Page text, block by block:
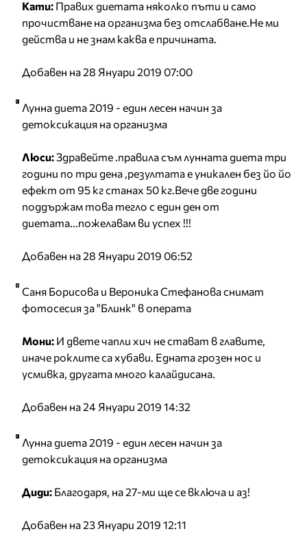
Кати: Правих диетата няколко пъти и само
прочистване на организма без отслабване.Не ми
действа и не знам каква е причината.
Добавен на 28 Януари 2019 07:00
Лунна диета 2019 - един лесен начин за
детоксикация на организма
Люси:Здравейте .правила съм лунната диета три
години по три дена ,резултата е уникален без йо йо
ефект от 95 кг станах 50 кг.Вече две години
поддържам това тегло с един ден от
диетата...пожелавам ви успех !!!
Добавен на 28 Януари 2019 06:52
Саня Борисова и Вероника Стефанова снимат
фотосесия за "Блинк" в операта
Мони: И двете чапли хич не стават в главите,
иначе роклите са хубави. Едната грозен нос и
усмивка, другата много калайдисана.
Добавен на 24 Януари 2019 14:32
Лунна диета 2019 - един лесен начин за
детоксикация на организма
Диди: Благодаря, на 27-ми ще се включа и аз!
Добавен на 23 Януари 2019 12:11